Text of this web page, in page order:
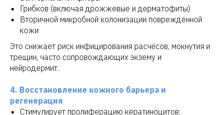
Грибков (включая дрожжевые и дерматофиты)
Вторичной микробной колонизации повреждённой
кожи
Это снижает риск инфицирования расчёсов, мокнутия и
трещин, часто сопровождающих экзему и
нейродермит.
4. Восстановление кожного барьера и
регенерация
Стимулирует пролиферацию кератиноцитов;